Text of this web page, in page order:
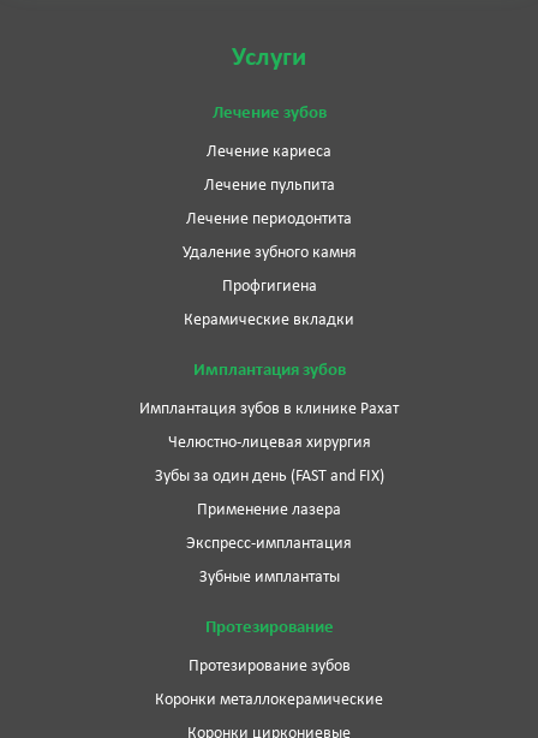
Услуги
Лечение зубов
Лечение кариеса
Лечение пульпита
Лечение периодонтита
Удаление зубного камня
Профгигиена
Керамические вкладки
Имплантация зубов
Имплантация зубов в клинике Рахат
Челюстно-лицевая хирургия
Зубы за один день (FAST and FIX)
Применение лазера
Экспресс-имплантация
Зубные имплантаты
Протезирование
Протезирование зубов
Коронки металлокерамические
Коронки циркониевые